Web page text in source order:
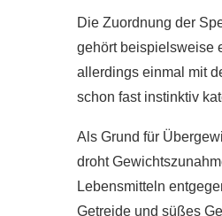
Die Zuordnung der
gehört beispielsweise
allerdings einmal mit
schon fast instinktiv
Als Grund für
droht
Lebensmitteln
Getreide und süßes
gesünder als